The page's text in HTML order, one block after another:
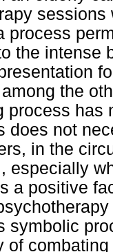
process
the intense
the
process has
does not
in the
especially
a positive
symbolic
of